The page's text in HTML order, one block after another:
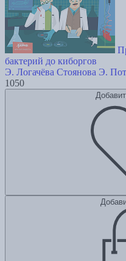
бактерий до киборгов
Э. Логачёва Стоянова Э.
1050